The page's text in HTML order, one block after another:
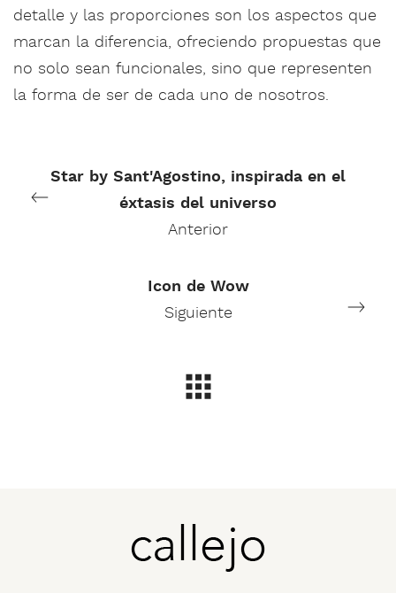
detalle y las proporciones son los aspectos que
marcan la diferencia, ofreciendo propuestas que
no solo sean funcionales, sino que representen
la forma de ser de cada uno de nosotros.
Star by Sant'Agostino, inspirada en el
éxtasis del universo
Anterior
Icon de Wow
Siguiente